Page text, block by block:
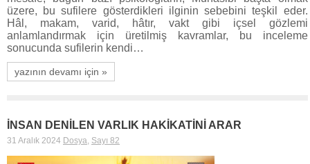
üzere, bu sufilere gösterdikleri ilginin sebebini teşkil eder.
Hâl, makam, varid, hâtır, vakt gibi içsel gözlemi
anlamlandırmak için üretilmiş kavramlar, bu inceleme
sonucunda sufilerin kendi…
yazının devamı için »
İNSAN DENİLEN VARLIK HAKİKATİNİ ARAR
31 Aralık 2024 Dosya, Sayı 82